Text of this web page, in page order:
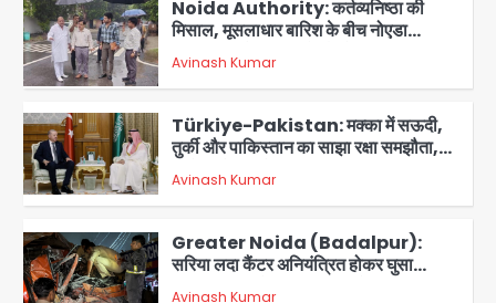
3
Türkiye-Pakistan: मक्का में सऊदी,
तुर्की और पाकिस्तान का साझा रक्षा समझौता,
जानें इसके मायने
Avinash Kumar
4
Greater Noida (Badalpur):
सरिया लदा कैंटर अनियंत्रित होकर घुसा
किराना दुकान में , ड्राइवर की मौत
Avinash Kumar
DC Movie Review: लोकेश कनगराज की
एक्टिंग डेब्यू फिल्म विजुअली स्ट्राइकिंग लेकिन
स्क्रीनप्ले में कमजोर, लेकिन कहानी अधूरी रह